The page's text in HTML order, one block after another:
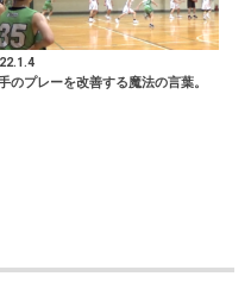
のプレーを改善する魔法の言葉。